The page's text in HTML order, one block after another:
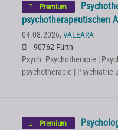
Premium
psychotherapeutischen
04.08.2026, VALEARA
90762 Fürth
Psych. Psychotherapie |
psychotherapie | Psychiatrie
Premium